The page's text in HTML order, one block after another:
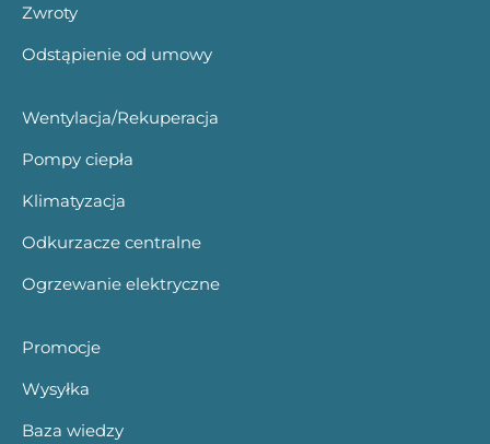
Zwroty
Odstąpienie od umowy
Wentylacja/Rekuperacja
Pompy ciepła
Klimatyzacja
Odkurzacze centralne
Ogrzewanie elektryczne
Promocje
Wysyłka
Baza wiedzy